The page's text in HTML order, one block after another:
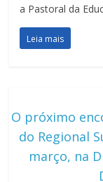
a Pastoral da
Leia mais
O próximo
do Regional
março, na